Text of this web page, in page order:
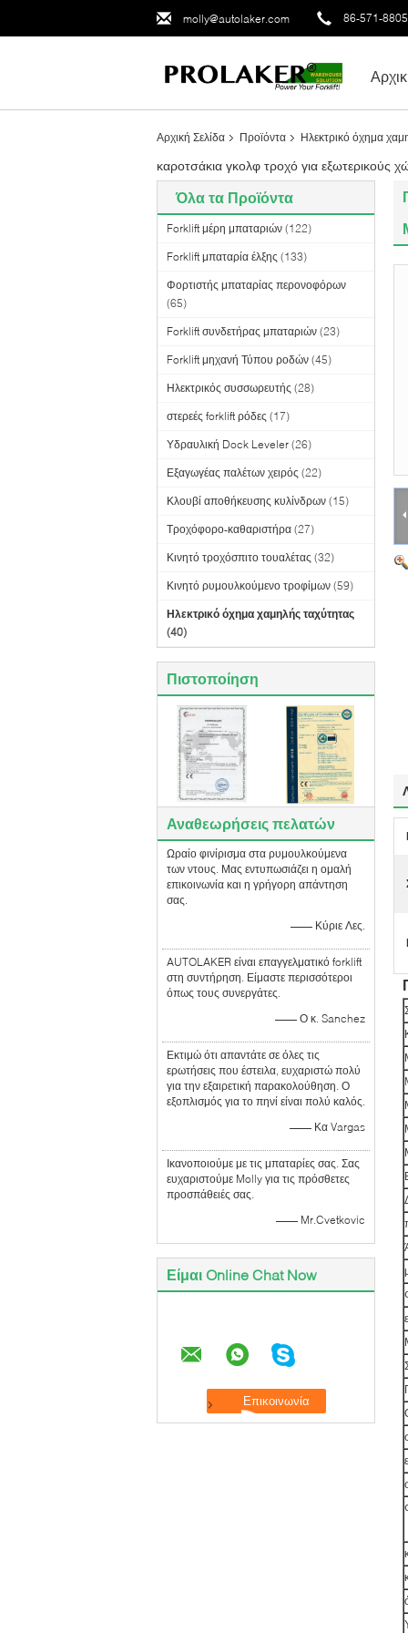
molly@autolaker.com 86-571-
Αρχική Σελίδα Προϊόντα Ηλεκτρικό όχημα
καροτσάκια γκολφ τροχό για εξωτερικούς
Όλα τα Προϊόντα
Forklift μέρη μπαταριών (122)
Forklift μπαταρία έλξης (133)
Φορτιστής μπαταρίας περονοφόρων
(65)
Forklift συνδετήρας μπαταριών (23)
Forklift μηχανή Τύπου ροδών (45)
Ηλεκτρικός συσσωρευτής (28)
στερεές forklift ρόδες (17)
Υδραυλική Dock Leveler (26)
Εξαγωγέας παλέτων χειρός (22)
Κλουβί αποθήκευσης κυλίνδρων (15)
Τροχόφορο-καθαριστήρα (27)
Κινητό τροχόσπιτο τουαλέτας (32)
Κινητό ρυμουλκούμενο τροφίμων (59)
Ηλεκτρικό όχημα χαμηλής ταχύτητας
(40)
Πιστοποίηση
Αναθεωρήσεις πελατών
Ωραίο φινίρισμα στα ρυμουλκούμενα
των ντους. Μας εντυπωσιάζει η ομαλή
επικοινωνία και η γρήγορη απάντηση
σας.
—— Κύριε Λες.
AUTOLAKER είναι επαγγελματικό forklift
στη συντήρηση. Είμαστε περισσότεροι
όπως τους συνεργάτες.
—— Ο κ. Sanchez
Εκτιμώ ότι απαντάτε σε όλες τις
ερωτήσεις που έστειλα, ευχαριστώ πολύ
για την εξαιρετική παρακολούθηση. Ο
εξοπλισμός για το πηνί είναι πολύ καλός.
—— Κα Vargas
Ικανοποιούμε με τις μπαταρίες σας. Σας
ευχαριστούμε Molly για τις πρόσθετες
προσπάθειές σας.
—— Mr.Cvetkovic
Είμαι Online Chat Now